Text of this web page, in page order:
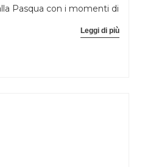
Pasqua con i momenti di
Leggi di più